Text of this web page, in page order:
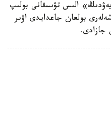
الىس تۋىسقانى بولىپ
بولعان جاعدايدى اۋىر
جازادى.